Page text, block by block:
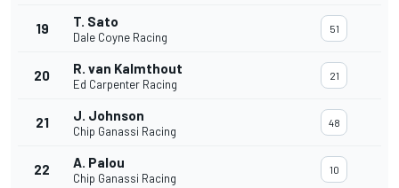
19 T. Sato
Dale Coyne Racing
51
20 R. van Kalmthout
Ed Carpenter Racing
21
21 J. Johnson
Chip Ganassi Racing
48
22 A. Palou
Chip Ganassi Racing
10